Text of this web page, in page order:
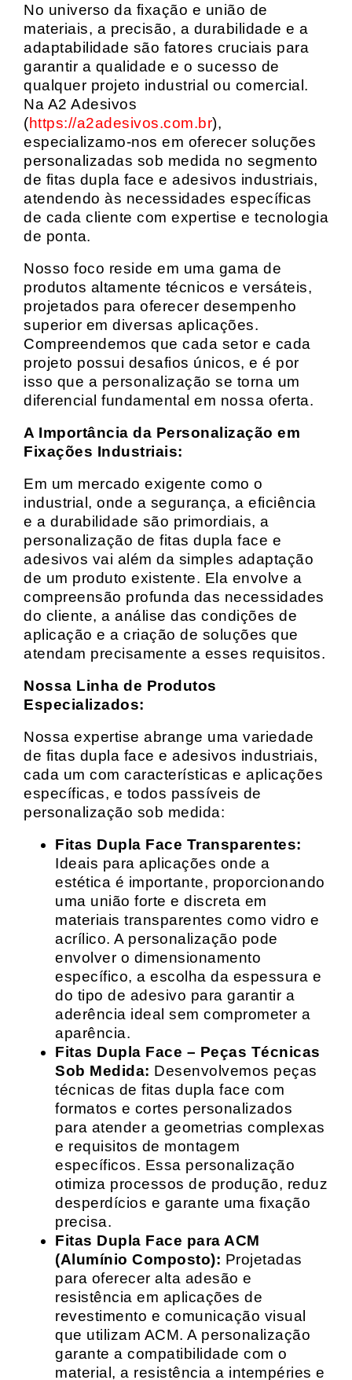
No universo da fixação e união de
materiais, a precisão, a durabilidade e a
adaptabilidade são fatores cruciais para
garantir a qualidade e o sucesso de
qualquer projeto industrial ou comercial.
Na A2 Adesivos
(https://a2adesivos.com.br),
especializamo-nos em oferecer soluções
personalizadas sob medida no segmento
de fitas dupla face e adesivos industriais,
atendendo às necessidades específicas
de cada cliente com expertise e tecnologia
de ponta.
Nosso foco reside em uma gama de
produtos altamente técnicos e versáteis,
projetados para oferecer desempenho
superior em diversas aplicações.
Compreendemos que cada setor e cada
projeto possui desafios únicos, e é por
isso que a personalização se torna um
diferencial fundamental em nossa oferta.
A Importância da Personalização em
Fixações Industriais:
Em um mercado exigente como o
industrial, onde a segurança, a eficiência
e a durabilidade são primordiais, a
personalização de fitas dupla face e
adesivos vai além da simples adaptação
de um produto existente. Ela envolve a
compreensão profunda das necessidades
do cliente, a análise das condições de
aplicação e a criação de soluções que
atendam precisamente a esses requisitos.
Nossa Linha de Produtos
Especializados:
Nossa expertise abrange uma variedade
de fitas dupla face e adesivos industriais,
cada um com características e aplicações
específicas, e todos passíveis de
personalização sob medida:
Fitas Dupla Face Transparentes:
Ideais para aplicações onde a
estética é importante, proporcionando
uma união forte e discreta em
materiais transparentes como vidro e
acrílico. A personalização pode
envolver o dimensionamento
específico, a escolha da espessura e
do tipo de adesivo para garantir a
aderência ideal sem comprometer a
aparência.
Fitas Dupla Face – Peças Técnicas
Sob Medida: Desenvolvemos peças
técnicas de fitas dupla face com
formatos e cortes personalizados
para atender a geometrias complexas
e requisitos de montagem
específicos. Essa personalização
otimiza processos de produção, reduz
desperdícios e garante uma fixação
precisa.
Fitas Dupla Face para ACM
(Alumínio Composto): Projetadas
para oferecer alta adesão e
resistência em aplicações de
revestimento e comunicação visual
que utilizam ACM. A personalização
garante a compatibilidade com o
material, a resistência a intempéries e